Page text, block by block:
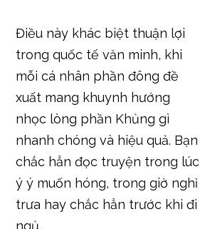
Điều này khác biệt thuận lợi
trong quốc tế văn minh, khi
mỗi cá nhân phần đông đề
xuất mang khuynh hướng
nhọc lòng phần Khủng gì
nhanh chóng và hiệu quả. Bạn
chắc hẳn đọc truyện trong lúc
ý ý muốn hóng, trong giờ nghỉ
trưa hay chắc hẳn trước khi đi
ngủ.